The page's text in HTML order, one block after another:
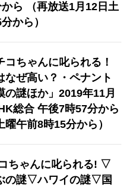
ら （再放送1月12日土
から）
ちゃんに叱られる！
なぜ高い？・ペナント
の謎ほか」2019年11月
総合 午後7時57分から
曜午前8時15分から）
ちゃんに叱られる! ▽
の謎▽ハワイの謎▽国